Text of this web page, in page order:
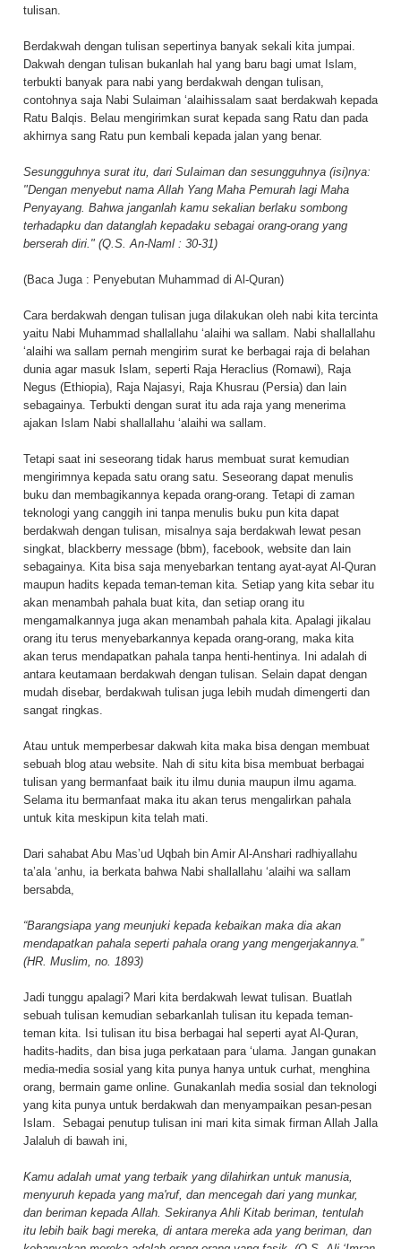
tulisan.
Berdakwah dengan tulisan sepertinya banyak sekali kita jumpai.
Dakwah dengan tulisan bukanlah hal yang baru bagi umat Islam,
terbukti banyak para nabi yang berdakwah dengan tulisan,
contohnya saja Nabi Sulaiman ‘alaihissalam saat berdakwah kepada
Ratu Balqis. Belau mengirimkan surat kepada sang Ratu dan pada
akhirnya sang Ratu pun kembali kepada jalan yang benar.
Sesungguhnya surat itu, dari SuIaiman dan sesungguhnya (isi)nya:
"Dengan menyebut nama Allah Yang Maha Pemurah lagi Maha
Penyayang. Bahwa janganlah kamu sekalian berlaku sombong
terhadapku dan datanglah kepadaku sebagai orang-orang yang
berserah diri." (Q.S. An-Naml : 30-31)
(Baca Juga : Penyebutan Muhammad di Al-Quran)
Cara berdakwah dengan tulisan juga dilakukan oleh nabi kita tercinta
yaitu Nabi Muhammad shallallahu ‘alaihi wa sallam. Nabi shallallahu
‘alaihi wa sallam pernah mengirim surat ke berbagai raja di belahan
dunia agar masuk Islam, seperti Raja Heraclius (Romawi), Raja
Negus (Ethiopia), Raja Najasyi, Raja Khusrau (Persia) dan lain
sebagainya. Terbukti dengan surat itu ada raja yang menerima
ajakan Islam Nabi shallallahu ‘alaihi wa sallam.
Tetapi saat ini seseorang tidak harus membuat surat kemudian
mengirimnya kepada satu orang satu. Seseorang dapat menulis
buku dan membagikannya kepada orang-orang. Tetapi di zaman
teknologi yang canggih ini tanpa menulis buku pun kita dapat
berdakwah dengan tulisan, misalnya saja berdakwah lewat pesan
singkat, blackberry message (bbm), facebook, website dan lain
sebagainya. Kita bisa saja menyebarkan tentang ayat-ayat Al-Quran
maupun hadits kepada teman-teman kita. Setiap yang kita sebar itu
akan menambah pahala buat kita, dan setiap orang itu
mengamalkannya juga akan menambah pahala kita. Apalagi jikalau
orang itu terus menyebarkannya kepada orang-orang, maka kita
akan terus mendapatkan pahala tanpa henti-hentinya. Ini adalah di
antara keutamaan berdakwah dengan tulisan. Selain dapat dengan
mudah disebar, berdakwah tulisan juga lebih mudah dimengerti dan
sangat ringkas.
Atau untuk memperbesar dakwah kita maka bisa dengan membuat
sebuah blog atau website. Nah di situ kita bisa membuat berbagai
tulisan yang bermanfaat baik itu ilmu dunia maupun ilmu agama.
Selama itu bermanfaat maka itu akan terus mengalirkan pahala
untuk kita meskipun kita telah mati.
Dari sahabat Abu Mas’ud Uqbah bin Amir Al-Anshari radhiyallahu
ta’ala ‘anhu, ia berkata bahwa Nabi shallallahu ‘alaihi wa sallam
bersabda,
“Barangsiapa yang meunjuki kepada kebaikan maka dia akan
mendapatkan pahala seperti pahala orang yang mengerjakannya.”
(HR. Muslim, no. 1893)
Jadi tunggu apalagi? Mari kita berdakwah lewat tulisan. Buatlah
sebuah tulisan kemudian sebarkanlah tulisan itu kepada teman-
teman kita. Isi tulisan itu bisa berbagai hal seperti ayat Al-Quran,
hadits-hadits, dan bisa juga perkataan para ‘ulama. Jangan gunakan
media-media sosial yang kita punya hanya untuk curhat, menghina
orang, bermain game online. Gunakanlah media sosial dan teknologi
yang kita punya untuk berdakwah dan menyampaikan pesan-pesan
Islam.
Sebagai penutup tulisan ini mari kita simak firman Allah Jalla
Jalaluh di bawah ini,
Kamu adalah umat yang terbaik yang dilahirkan untuk manusia,
menyuruh kepada yang ma'ruf, dan mencegah dari yang munkar,
dan beriman kepada Allah. Sekiranya Ahli Kitab beriman, tentulah
itu lebih baik bagi mereka, di antara mereka ada yang beriman, dan